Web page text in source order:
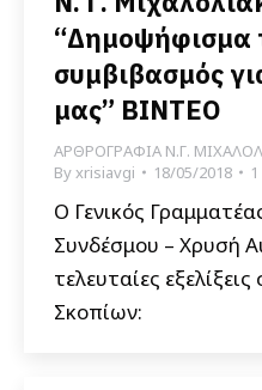
“Δημοψήφισμα
συμβιβασμός
μας” ΒΙΝΤΕΟ
ΑΡΘΡΟΓΡΑΦΙΑ Ν.Γ.
Byxrisiavgi 18/05/2018
Ο Γενικός
Συνδέσμου – Χρυσή
τελευταίες
Σκοπίων: